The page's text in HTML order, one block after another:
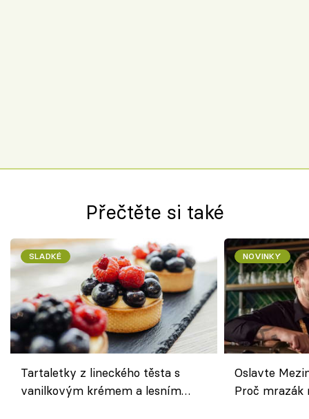
Přečtěte si také
SLADKÉ
Tartaletky z lineckého těsta s
vanilkovým krémem a lesním
NOVINKY
Oslavte
Proč